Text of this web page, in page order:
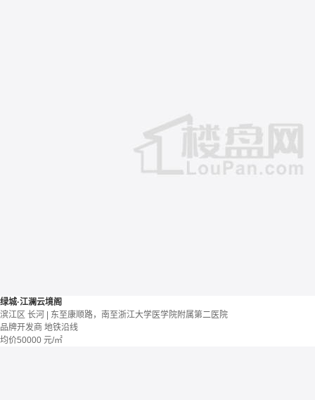
绿城·江澜云境阁
滨江区 长河 | 东至康顺路，南至浙江大学医学院附属第二医院
品牌开发商 地铁沿线
均价50000 元/㎡